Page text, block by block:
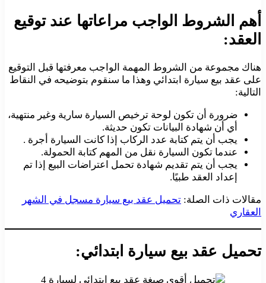
أهم الشروط الواجب مراعاتها عند توقيع
العقد:
هناك مجموعة من الشروط المهمة الواجب معرفتها قبل التوقيع
على عقد بيع سيارة ابتدائي وهذا ما سنقوم بتوضيحه في النقاط
التالية:
ضرورة أن تكون لوحة ترخيص السيارة سارية وغير منتهية،
أي أن شهادة البيانات تكون حديثة.
يجب أن يتم كتابة عدد الركاب إذا كانت السيارة أجرة .
عندما تكون السيارة نقل من المهم كتابة الحمولة.
يجب أن يتم تقديم شهادة تحمل اعتراضات البيع إذا تم
إعداد العقد طبيًا.
مقالات ذات الصلة: تحميل عقد بيع سيارة مسجل في الشهر
العقاري
تحميل عقد بيع سيارة ابتدائي: